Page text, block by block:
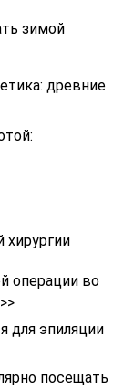
зимой
древние
хирургии
операции во
для эпиляции
посещать